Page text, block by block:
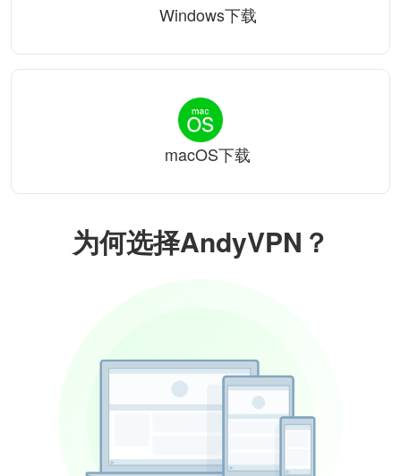
为何选择AndyVPN？
Windows下载
macOS下载